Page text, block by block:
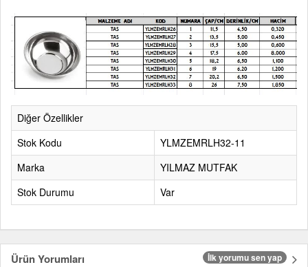
Diğer Özellikler
Stok Kodu
YLMZEMRLH32-11
Marka
YILMAZ MUTFAK
Stok Durumu
Var
Ürün Yorumları İlk yorumu sen yap